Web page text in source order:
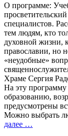
О программе:
специалистов.
тем людям, кто
духовной жизни,
православии, но
«неудобные»
Храме Сергия
На эту
образованию,
предусмотрены
Можно выбрать
далее …